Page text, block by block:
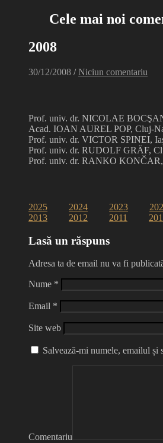
Cele mai noi
2008
30/12/2008 / Niciun comentariu
Prof. univ. dr. NICOLAE
Acad. IOAN AUREL POP, Cluj-
Prof. univ. dr. VICTOR SPINEI,
Prof. univ. dr. RUDOLF GRÄF,
Prof. univ. dr. RANKO
2025 2024 2023
2013
2012 2011
Lasă un răspuns
Adresa ta de email nu va fi
Nume *
Email *
Site web
Salvează-mi numele, emailul și
Comentariu